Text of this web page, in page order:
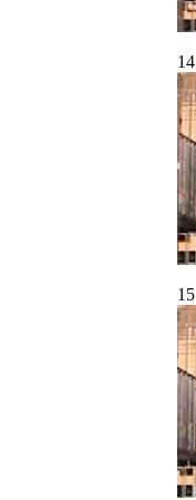
14
15